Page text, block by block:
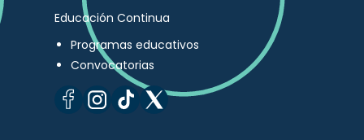
Educación Continua
Programas educativos
Convocatorias